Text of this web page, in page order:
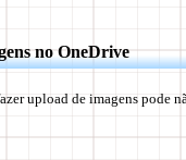
no OneDrive
upload de imagens pode